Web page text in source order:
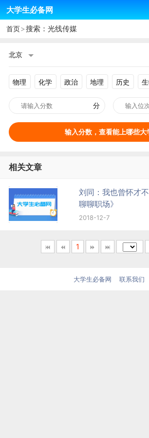
大学生必备网
首页>搜索：光线传媒
北京
物理 化学 政治 地理 历史
分
输入分数，查看能上哪些大
相关文章
刘同：我也曾怀才
聊聊职场》
2018-12-7
1
大学生必备网 联系我们